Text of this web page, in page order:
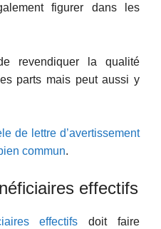
figurer dans les
revendiquer la qualité
parts mais peut aussi y
de lettre d’avertissement
commun.
effectifs
effectifs doit faire